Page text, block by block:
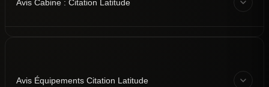
Avis Cabine : Citation Latitude
Avis Équipements Citation Latitude